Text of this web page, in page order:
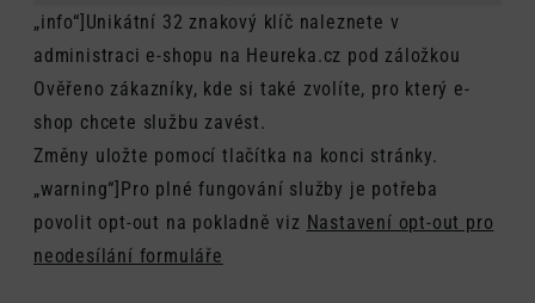
„info“]Unikátní 32 znakový klíč naleznete v
administraci e-shopu na Heureka.cz pod záložkou
Ověřeno zákazníky, kde si také zvolíte, pro který e-
shop chcete službu zavést.
Změny uložte pomocí tlačítka na konci stránky.
„warning“]Pro plné fungování služby je potřeba
povolit opt-out na pokladně viz Nastavení opt-out pro
neodesílání formuláře